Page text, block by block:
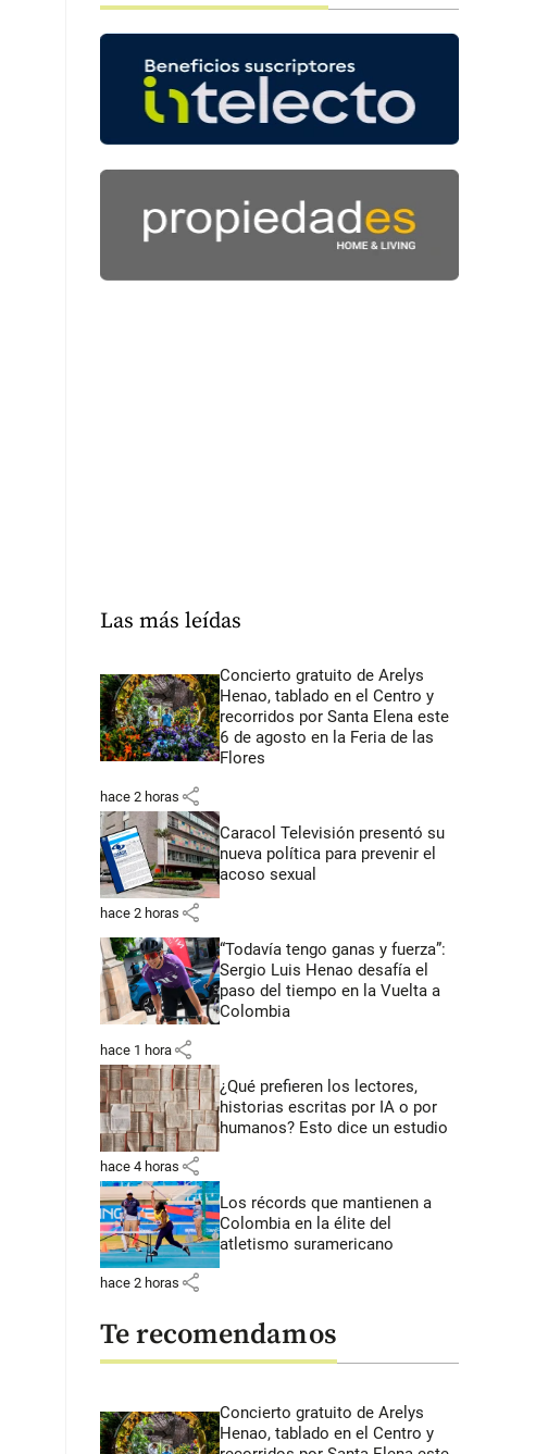
Las más leídas
Concierto gratuito de Arelys
Henao, tablado en el Centro y
recorridos por Santa Elena este
6 de agosto en la Feria de las
Flores
hace 2 horas share
Caracol Televisión presentó su
nueva política para prevenir el
acoso sexual
hace 2 horas share
“Todavía tengo ganas y fuerza”:
Sergio Luis Henao desafía el
paso del tiempo en la Vuelta a
Colombia
hace 1 hora share
¿Qué prefieren los lectores,
historias escritas por IA o por
humanos? Esto dice un estudio
hace 4 horas share
Los récords que mantienen a
Colombia en la élite del
atletismo suramericano
hace 2 horas share
Te recomendamos
Concierto gratuito de Arelys
Henao, tablado en el Centro y